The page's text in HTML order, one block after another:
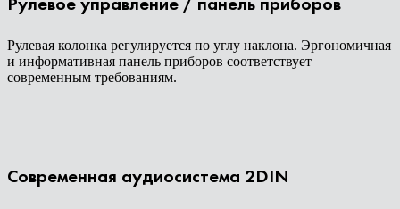
Рулевое управление / панель приборов
Рулевая колонка регулируется по углу наклона. Эргономичная
и информативная панель приборов соответствует
современным требованиям.
Современная аудиосистема 2DIN